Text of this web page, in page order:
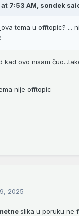
7:53 AM, sondek
ova tema u offtopic? ...
kad ovo nisam
nije offtopic
2025
slika u poruku ne